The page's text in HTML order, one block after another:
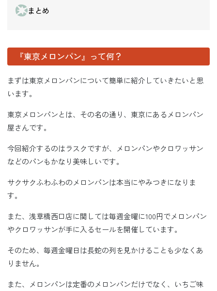
まとめ
『東京メロンパン』って何？
まずは東京メロンパンについて簡単に紹介していきたいと思
います。
東京メロンパンとは、その名の通り、東京にあるメロンパン
屋さんです。
今回紹介するのはラスクですが、メロンパンやクロワッサン
などのパンもかなり美味しいです。
サクサクふわふわのメロンパンは本当にやみつきになりま
す。
また、浅草橋西口店に関しては毎週金曜に100円でメロンパン
やクロワッサンが手に入るセールを開催しています。
そのため、毎週金曜日は長蛇の列を見かけることも少なくあ
りません。
また、メロンパンは定番のメロンパンだけでなく、いちご味